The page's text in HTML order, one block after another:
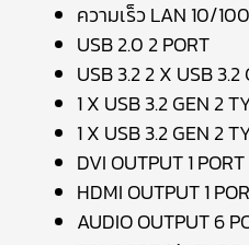
ความเร็ว LAN 10/
USB 2.0 2 PORT
USB 3.2 2 X USB
1 X USB 3.2 GEN 2
1 X USB 3.2 GEN 2
DVI OUTPUT 1 PORT
HDMI OUTPUT 1
AUDIO OUTPUT 6